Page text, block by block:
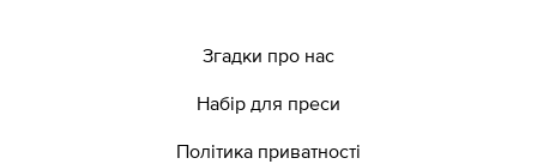
Згадки про нас
Набір для преси
Політика приватності